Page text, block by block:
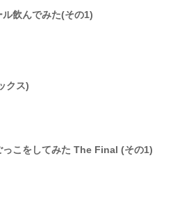
ル飲んでみた(その1)
クス)
っこをしてみた The Final (その1)